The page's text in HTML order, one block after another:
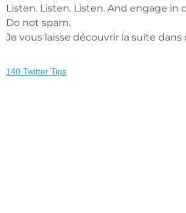
Listen. Listen. Listen. And engage in
Do not spam.
Je vous laisse découvrir la suite dans
140 Twitter Tips